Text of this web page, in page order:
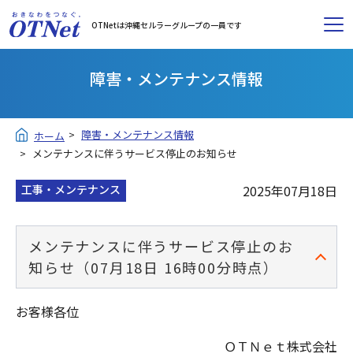
OTNetは沖縄セルラーグループの一員です
障害・メンテナンス情報
ホーム
障害・メンテナンス情報
メンテナンスに伴うサービス停止のお知らせ
工事・メンテナンス 2025年07月18日
メンテナンスに伴うサービス停止のお
知らせ（07月18日 16時00分時点）
お客様各位
ＯＴＮｅｔ株式会社